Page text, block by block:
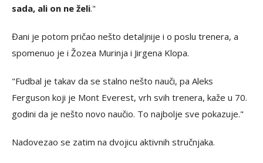
sada, ali on ne želi."
Đani je potom pričao nešto detaljnije i o poslu trenera, a
spomenuo je i Žozea Murinja i Jirgena Klopa.
"Fudbal je takav da se stalno nešto nauči, pa Aleks
Ferguson koji je Mont Everest, vrh svih trenera, kaže u 70.
godini da je nešto novo naučio. To najbolje sve pokazuje."
Nadovezao se zatim na dvojicu aktivnih stručnjaka.